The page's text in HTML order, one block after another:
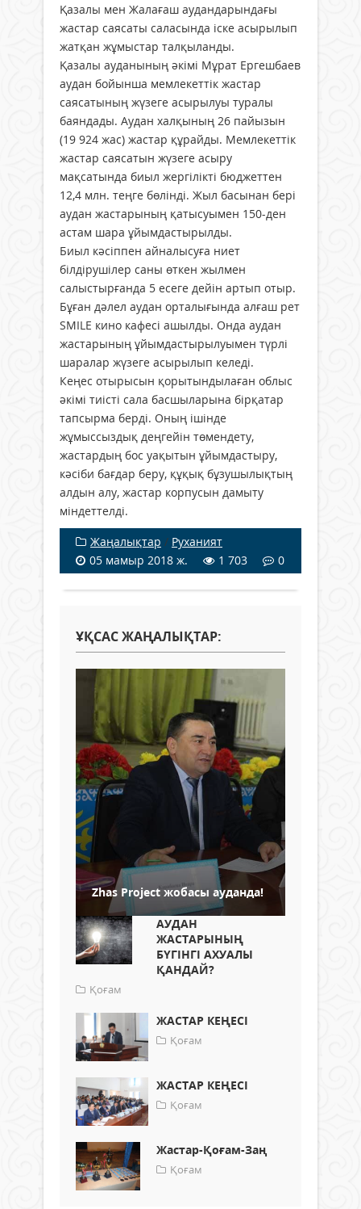
Қазалы мен Жалағаш аудандарындағы
жастар саясаты саласында іске асырылып
жатқан жұмыстар талқыланды.
Қазалы ауданының әкімі Мұрат Ергешбаев
аудан бойынша мемлекеттік жастар
саясатының жүзеге асырылуы туралы
баяндады. Аудан халқының 26 пайызын
(19 924 жас) жастар құрайды. Мемлекеттік
жастар саясатын жүзеге асыру
мақсатында биыл жергілікті бюджеттен
12,4 млн. теңге бөлінді. Жыл басынан бері
аудан жастарының қатысуымен 150-ден
астам шара ұйымдастырылды.
Биыл кәсіппен айналысуға ниет
білдірушілер саны өткен жылмен
салыстырғанда 5 есеге дейін артып отыр.
Бұған дәлел аудан орталығында алғаш рет
SMILE кино кафесі ашылды. Онда аудан
жастарының ұйымдастырылуымен түрлі
шаралар жүзеге асырылып келеді.
Кеңес отырысын қорытындылаған облыс
әкімі тиісті сала басшыларына бірқатар
тапсырма берді. Оның ішінде
жұмыссыздық деңгейін төмендету,
жастардың бос уақытын ұйымдастыру,
кәсіби бағдар беру, құқық бұзушылықтың
алдын алу, жастар корпусын дамыту
міндеттелді.
Жаңалықтар / Руханият
05 мамыр 2018 ж.
1 703 0
ҰҚСАС ЖАҢАЛЫҚТАР:
Zhas Project жобасы ауданда!
АУДАН
ЖАСТАРЫНЫҢ
БҮГІНГІ АХУАЛЫ
ҚАНДАЙ?
Қоғам
ЖАСТАР КЕҢЕСІ
Қоғам
ЖАСТАР КЕҢЕСІ
Қоғам
Жастар-Қоғам-Заң
Қоғам